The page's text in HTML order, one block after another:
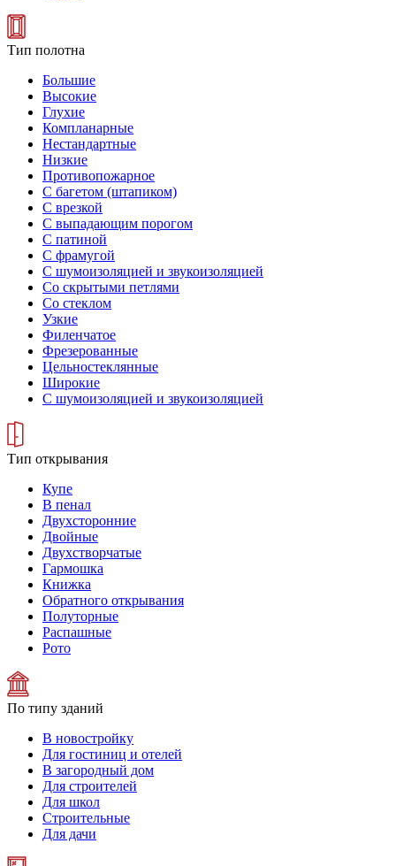
Тип полотна
Большие
Высокие
Глухие
Компланарные
Нестандартные
Низкие
Противопожарное
С багетом (штапиком)
С врезкой
С выпадающим порогом
С патиной
С фрамугой
С шумоизоляцией и звукоизоляцией
Со скрытыми петлями
Со стеклом
Узкие
Филенчатое
Фрезерованные
Цельностеклянные
Широкие
С шумоизоляцией и звукоизоляцией
Тип открывания
Купе
В пенал
Двухсторонние
Двойные
Двухстворчатые
Гармошка
Книжка
Обратного открывания
Полуторные
Распашные
Рото
По типу зданий
В новостройку
Для гостиниц и отелей
В загородный дом
Для строителей
Для школ
Строительные
Для дачи